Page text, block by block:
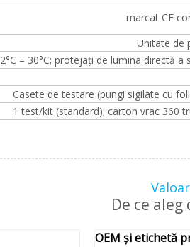
marcat CE
Unitate de
2°C – 30°C; protejați de lumina directă
Casete de testare (pungi sigilate cu
1 test/kit (standard); carton vrac 360
De ce
OEM și etichetă